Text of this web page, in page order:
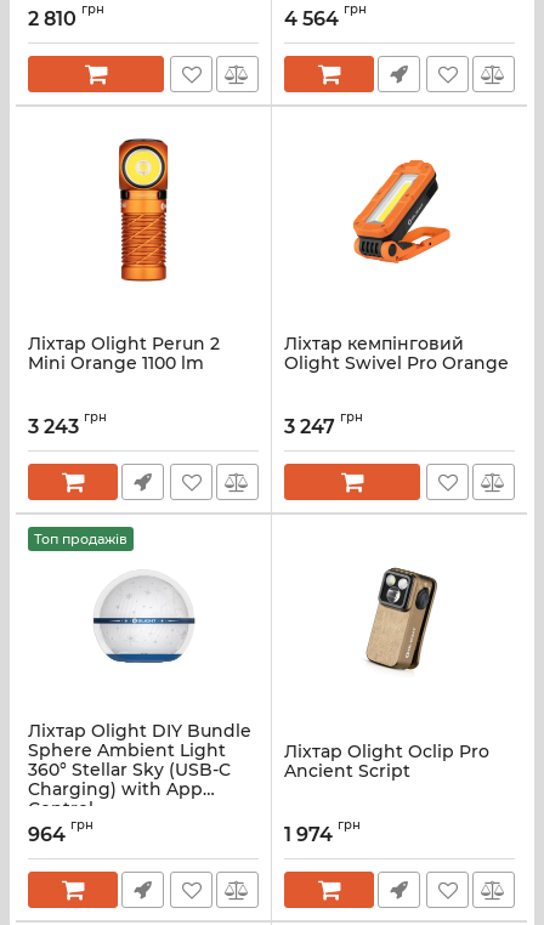
2 810 грн 4 564 грн
Ліхтар Olight Perun 2
Mini Orange 1100 lm
3 243 грн
Ліхтар кемпінговий
Olight Swivel Pro Orange
3 247 грн
Топ продажів
Ліхтар Olight DIY Bundle
Sphere Ambient Light
360° Stellar Sky (USB-C
Charging) with App
Control
964 грн
Ліхтар Olight Oclip Pro
Ancient Script
1 974 грн